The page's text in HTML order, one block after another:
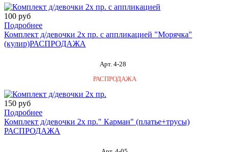
100 руб
Подробнее
Комплект д/девочки 2х пр. с аппликацией "Морячка"
(кулир)РАСПРОДАЖА
Арт. 4-28
РАСПРОДАЖА
150 руб
Подробнее
Комплект д/девочки 2х пр." Карман" (платье+трусы)
РАСПРОДАЖА